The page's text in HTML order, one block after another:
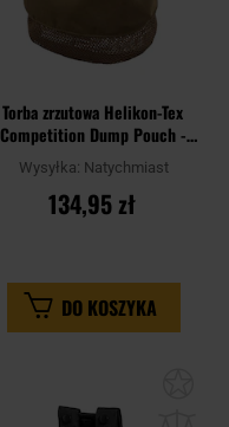
Torba zrzutowa Helikon-Tex
Competition Dump Pouch -
Coyote
Wysyłka: Natychmiast
134,95 zł
DO KOSZYKA